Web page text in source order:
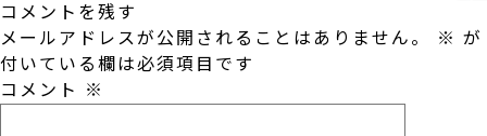
コメントを残す
メールアドレスが公開されることはありません。
※ が
付いている欄は必須項目です
コメント ※